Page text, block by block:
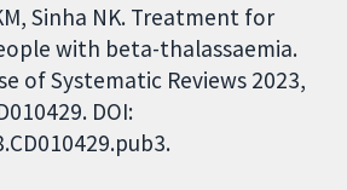
Sinha NK. Treatment for
with beta-thalassaemia.
of Systematic Reviews 2023,
DOI: